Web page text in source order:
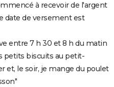
à recevoir de l'argent
date de versement est
entre 7 h 30 et 8 h du matin
petits biscuits au petit-
et, le soir, je mange du poulet